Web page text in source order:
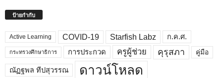
ป้ายกำกับ
Active Learning COVID-19 Starfish Labz ก.ค.ศ.
กระทรวงศึกษาธิการ การประกวด ครูผู้ช่วย คุรุสภา คู่มือ
ณัฏฐพล ทีปสุวรรณ ดาวน์โหลด